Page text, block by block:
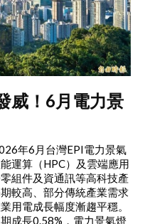
威！6月電力景
年6月台灣EPI電力景氣
運算（HPC）及雲端應用
組件及資通訊等高科技產
較高、部分傳統產業需求
用電成長幅度漸趨平穩。
成長0.58%，電力景氣燈